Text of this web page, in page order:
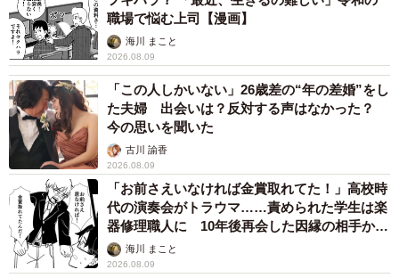
職場で悩む上司【漫画】
海川 まこと
2026.08.09
「この人しかいない」26歳差の“年の差婚”をし
た夫婦 出会いは？反対する声はなかった？
今の思いを聞いた
古川 諭香
2026.08.09
「お前さえいなければ金賞取れてた！」高校時
代の演奏会がトラウマ……責められた学生は楽
器修理職人に 10年後再会した因縁の相手から
思わぬ申し出【漫画】
海川 まこと
2026.08.09